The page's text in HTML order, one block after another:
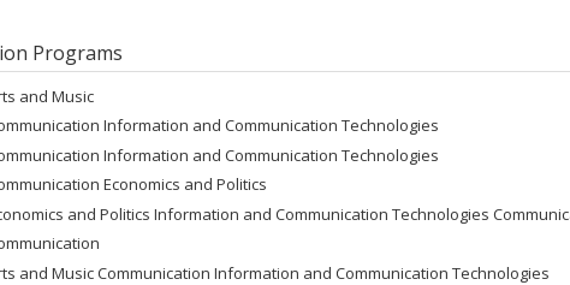
Programs
and Music
Information and Communication Technologies
Information and Communication Technologies
Economics and Politics
and Politics Information and Communication Technologies
and Music Communication Information and Communication Technologies